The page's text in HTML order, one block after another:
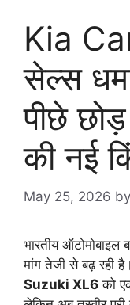
Kia
सेल्स
पीछे
की नई
May 25, 2026 by
भारतीय ऑटोमोबाइल
मांग तेजी से बढ़ रही
Suzuki XL6 को